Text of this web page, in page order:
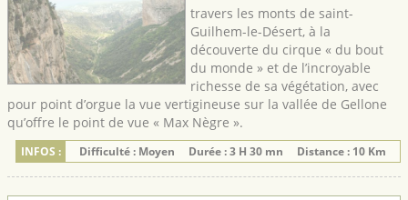
travers les monts de saint-
Guilhem-le-Désert, à la
découverte du cirque « du bout
du monde » et de l’incroyable
richesse de sa végétation, avec
pour point d’orgue la vue vertigineuse sur la vallée de Gellone
qu’offre le point de vue « Max Nègre ».
INFOS : Difficulté : Moyen Durée : 3 H 30 mn Distance : 10 Km